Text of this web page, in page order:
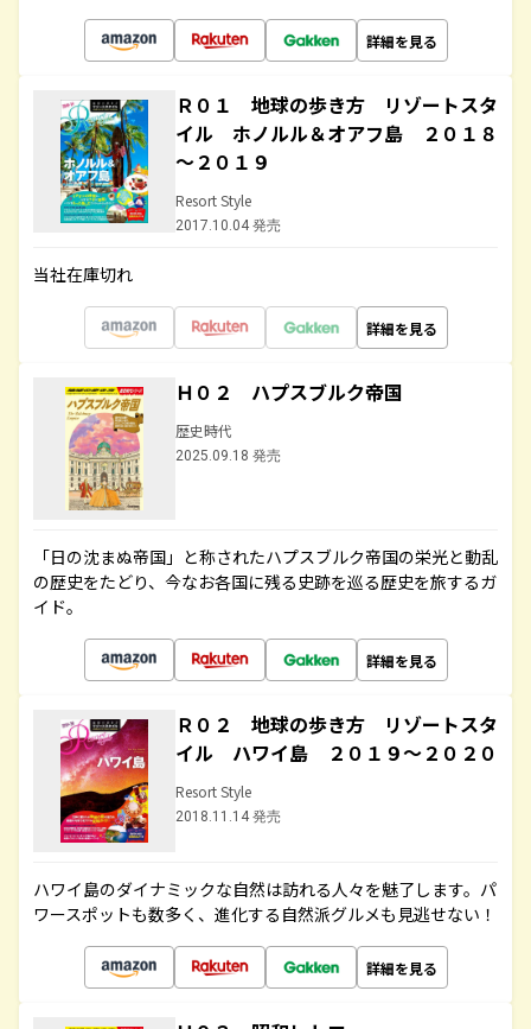
詳細を見る
Ｒ０１ 地球の歩き方 リゾートスタ
イル ホノルル＆オアフ島 ２０１８
～２０１９
Resort Style
2017.10.04 発売
当社在庫切れ
詳細を見る
Ｈ０２ ハプスブルク帝国
歴史時代
2025.09.18 発売
「日の沈まぬ帝国」と称されたハプスブルク帝国の栄光と動乱
の歴史をたどり、今なお各国に残る史跡を巡る歴史を旅するガ
イド。
詳細を見る
Ｒ０２ 地球の歩き方 リゾートスタ
イル ハワイ島 ２０１９～２０２０
Resort Style
2018.11.14 発売
ハワイ島のダイナミックな自然は訪れる人々を魅了します。パ
ワースポットも数多く、進化する自然派グルメも見逃せない！
詳細を見る